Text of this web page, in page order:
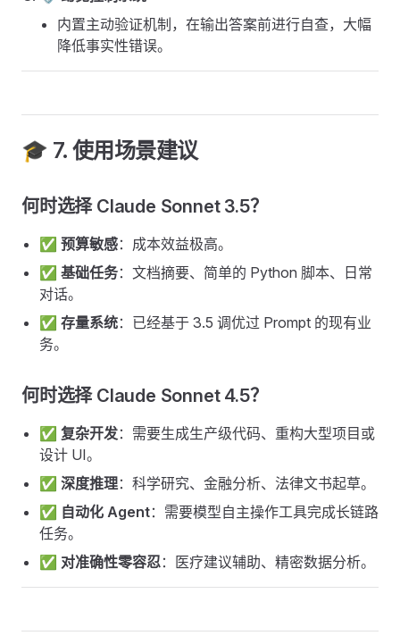
内置主动验证机制，在输出答案前进行自查，大幅
降低事实性错误。
🎓 7. 使用场景建议
何时选择 Claude Sonnet 3.5？
✅ 预算敏感：成本效益极高。
✅ 基础任务：文档摘要、简单的 Python 脚本、日常
对话。
✅ 存量系统：已经基于 3.5 调优过 Prompt 的现有业
务。
何时选择 Claude Sonnet 4.5？
✅ 复杂开发：需要生成生产级代码、重构大型项目或
设计 UI。
✅ 深度推理：科学研究、金融分析、法律文书起草。
✅ 自动化 Agent：需要模型自主操作工具完成长链路
任务。
✅ 对准确性零容忍：医疗建议辅助、精密数据分析。